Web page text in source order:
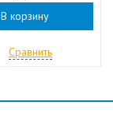
В корзину
Сравнить